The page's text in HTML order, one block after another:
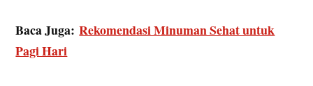
Baca Juga:Rekomendasi Minuman Sehat untuk
Pagi Hari